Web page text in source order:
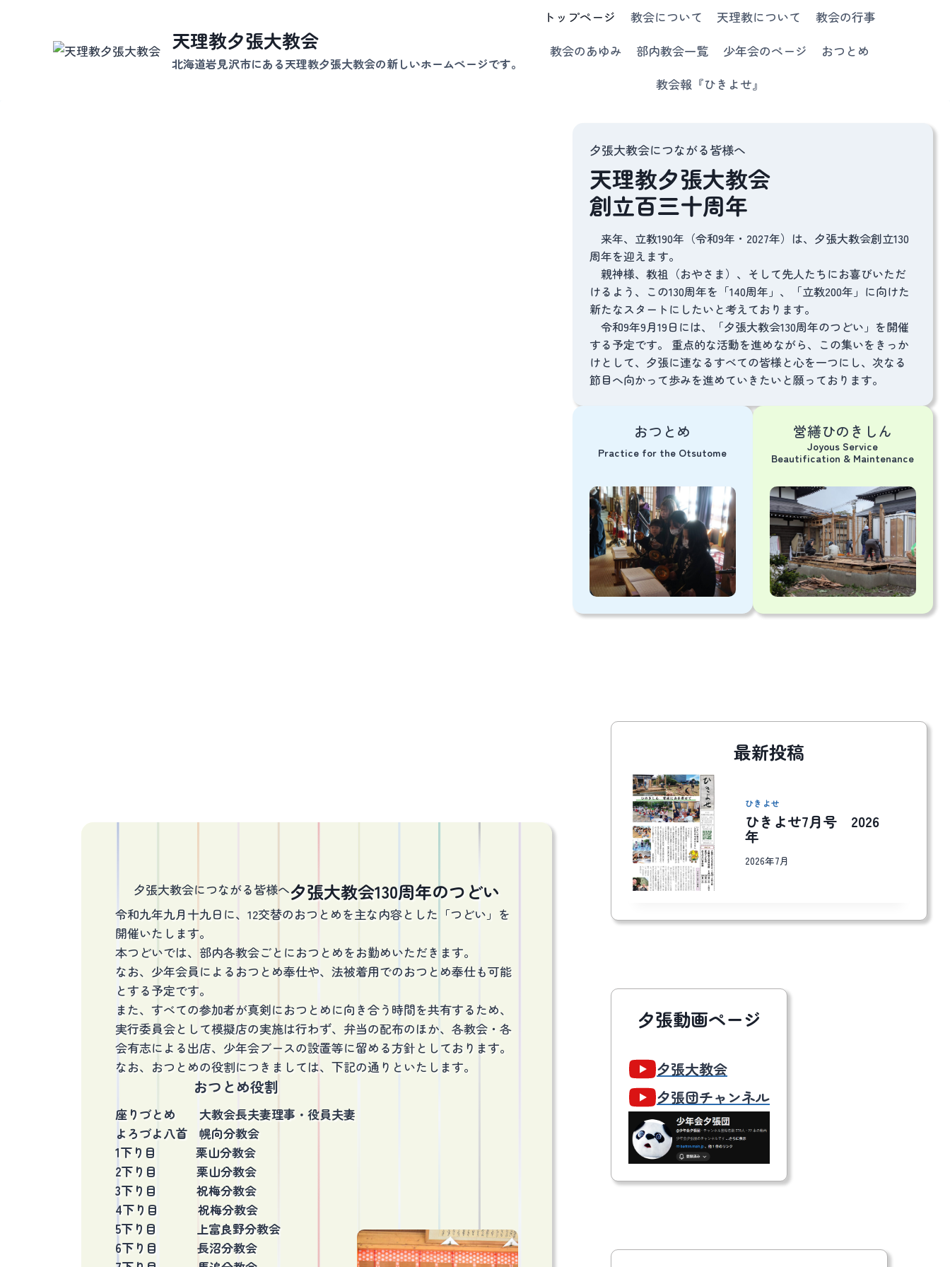
天理教夕張大教会
北海道岩見沢市にある天理教夕張大教会の新しいホームページです。
トップページ 教会について 天理教について
教会の行事
教会のあゆみ
部内教会一覧 少年会のページ
おつとめ
教会報『ひきよせ』
夕張大教会につながる皆様へ
天理教夕張大教会
創立百三十周年
来年、立教190年（令和9年・2027年）は、夕張大教会創立130
周年を迎えます。
親神様、教祖（おやさま）、そして先人たちにお喜びいただ
けるよう、この130周年を「140周年」、「立教200年」に向けた
新たなスタートにしたいと考えております。
令和9年9月19日には、「夕張大教会130周年のつどい」を開催
する予定です。 重点的な活動を進めながら、この集いをきっか
けとして、夕張に連なるすべての皆様と心を一つにし、次なる
節目へ向かって歩みを進めていきたいと願っております。
おつとめ
Practice for the Otsutome
営繕ひのきしん
Joyous Service
Beautification & Maintenance
夕張大教会につながる皆様へ夕張大教会130周年のつどい
令和九年九月十九日に、12交替のおつとめを主な内容とした「つどい」を
開催いたします。
本つどいでは、部内各教会ごとにおつとめをお勤めいただきます。
なお、少年会員によるおつとめ奉仕や、法被着用でのおつとめ奉仕も可能
とする予定です。
また、すべての参加者が真剣におつとめに向き合う時間を共有するため、
実行委員会として模擬店の実施は行わず、弁当の配布のほか、各教会・各
会有志による出店、少年会ブースの設置等に留める方針としております。
なお、おつとめの役割につきましては、下記の通りといたします。
おつとめ役割
座りづとめ 大教会長夫妻理事・役員夫妻
よろづよ八首 幌向分教会
1下り目 栗山分教会
2下り目 栗山分教会
3下り目 祝梅分教会
4下り目 祝梅分教会
5下り目 上富良野分教会
6下り目 長沼分教会
最新投稿
ひきよせ
ひきよせ7月号 2026
年
2026年7月
夕張動画ページ
夕張大教会
夕張団チャンネル